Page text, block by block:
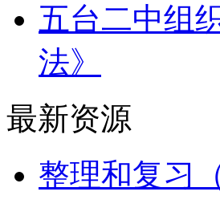
五台二中组
法》
最新资源
整理和复习